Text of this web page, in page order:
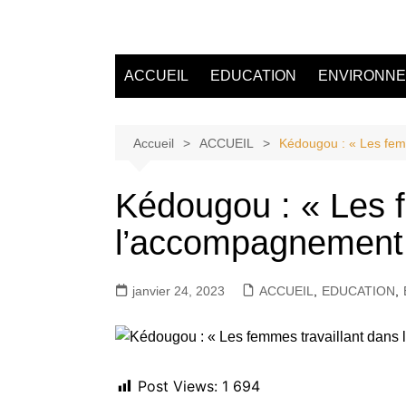
ACCUEIL EDUCATION
Accueil ACCUEIL Kédougou : « Les
Kédougou : « Les
janvier 24, 2023 ACCUEIL EDUCATION
Post Views: 1 694